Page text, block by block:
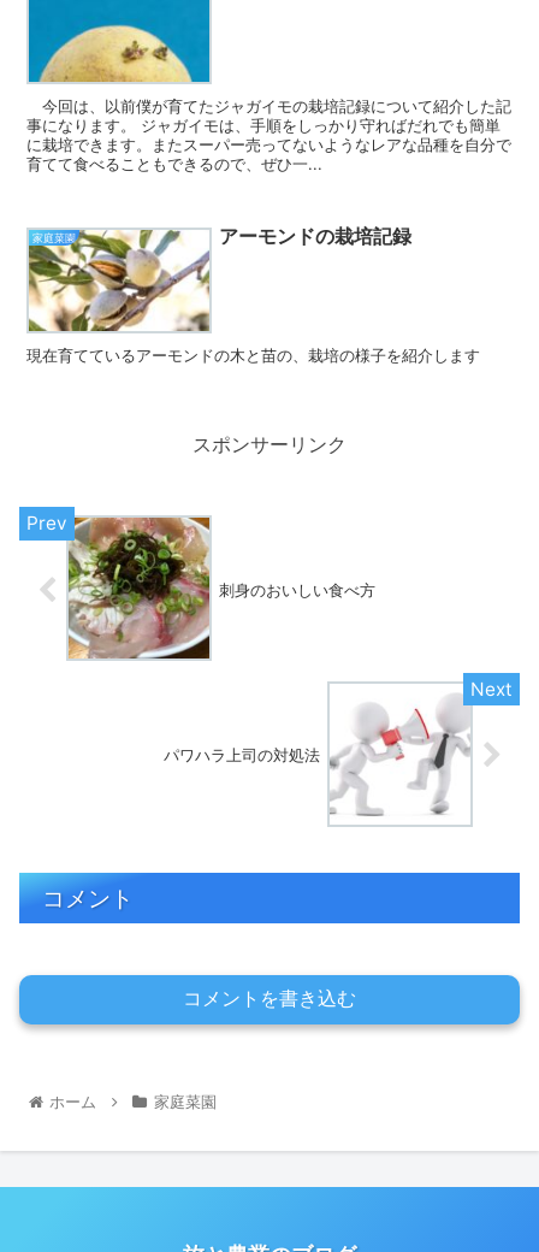
今回は、以前僕が育てたジャガイモの栽培記録について紹介した記
事になります。 ジャガイモは、手順をしっかり守ればだれでも簡単
に栽培できます。またスーパー売ってないようなレアな品種を自分で
育てて食べることもできるので、ぜひ一...
家庭菜園 アーモンドの栽培記録
現在育てているアーモンドの木と苗の、栽培の様子を紹介します
スポンサーリンク
刺身のおいしい食べ方
パワハラ上司の対処法
コメント
コメントを書き込む
ホーム 家庭菜園